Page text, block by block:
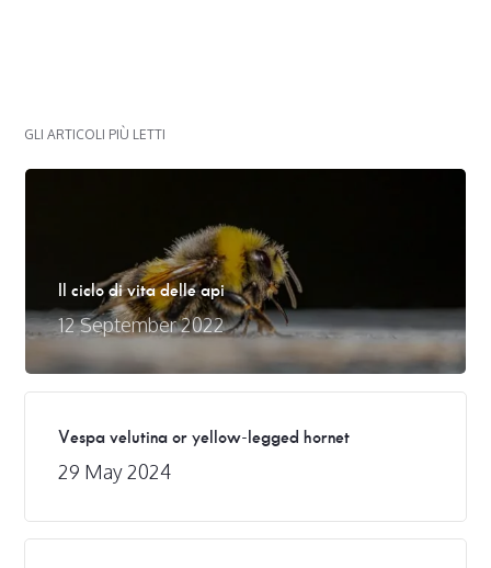
GLI ARTICOLI PIÙ LETTI
Il ciclo di vita delle api
12 September 2022
Vespa velutina or yellow-legged hornet
29 May 2024